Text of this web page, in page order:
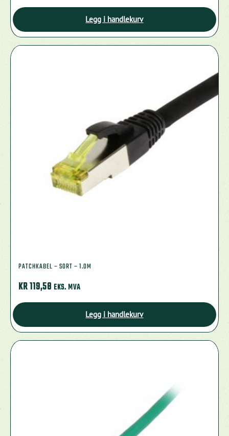
Legg i handlekurv
PATCHKABEL – SORT – 1.0M
KR119,58 EKS. MVA
Legg i handlekurv